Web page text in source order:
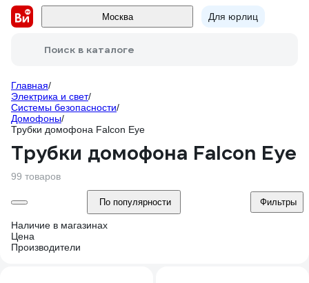
Москва Для юрлиц
Поиск в каталоге
Главная/
Электрика и свет/
Системы безопасности/
Домофоны/
Трубки домофона Falcon Eye
Трубки домофона Falcon Eye
99 товаров
По популярности Фильтры
Наличие в магазинах
Цена
Производители